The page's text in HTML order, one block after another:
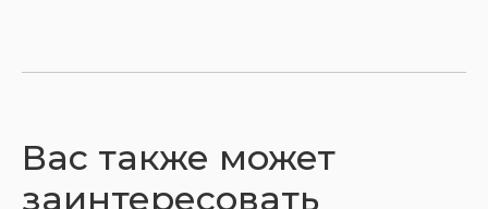
Вас также может
заинтересовать